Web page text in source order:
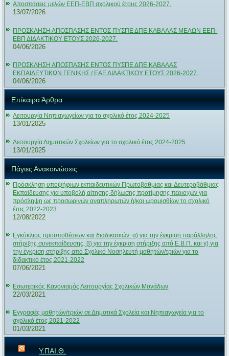
Αποσπάσεις μελών ΕΕΠ-ΕΒΠ σχολικού έτους 2026-2027.
13/07/2026
ΠΡΟΣΚΛΗΣΗ ΑΠΟΣΠΑΣΗΣ ΕΝΤΟΣ ΠΥΣΠΕ ΔΠΕ ΚΑΒΑΛΑΣ ΜΕΛΩΝ ΕΕΠ-
ΕΒΠ ΔΙΔΑΚΤΙΚΟΥ ΕΤΟΥΣ 2026-2027.
04/06/2026
ΠΡΟΣΚΛΗΣΗ ΑΠΟΣΠΑΣΗΣ ΕΝΤΟΣ ΠΥΣΠΕ ΔΠΕ ΚΑΒΑΛΑΣ
ΕΚΠΑΙΔΕΥΤΙΚΩΝ ΓΕΝΙΚΗΣ / ΕΑΕ ΔΙΔΑΚΤΙΚΟΥ ΕΤΟΥΣ 2026-2027.
04/06/2026
Επίκαιρα Άρθρα
Λειτουργία Νηπιαγωγείων για το σχολικό έτος 2024-2025
13/01/2025
Λειτουργία Δημοτικών Σχολείων για το σχολικό έτος 2024-2025
13/01/2025
Πάγιες Ανακοινώσεις
Πρόσκληση υποψήφιων εκπαιδευτικών Πρωτοβάθμιας και Δευτεροβάθμιας
Εκπαίδευσης για υποβολή αίτησης-δήλωσης προτίμησης περιοχών για
πρόσληψη ως προσωρινών αναπληρωτών ή/και ωρομισθίων το σχολικό
έτος 2022-2023
12/08/2022
Εγκύκλιος προϋποθέσεων και διαδικασιών: α) για την έγκριση παράλληλης
στήριξης συνεκπαίδευσης, β) για την έγκριση στήριξης από Ε.Β.Π. και γ) για
την έγκριση στήριξης από Σχολικό Νοσηλευτή μαθητών/τριών για το
διδακτικό έτος 2021-2022
07/06/2021
Εσωτερικός Κανονισμός Λειτουργίας Σχολικών Μονάδων
22/03/2021
Εγγραφές μαθητών/τριών σε Δημοτικά Σχολεία και Νηπιαγωγεία για το
σχολικό έτος 2021-2022
01/03/2021
Υ.ΠΑΙ.Θ.